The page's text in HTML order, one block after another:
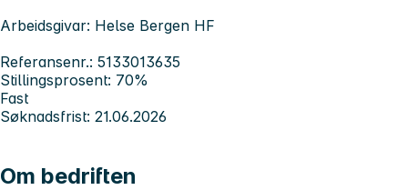
Arbeidsgivar: Helse Bergen HF
Referansenr.: 5133013635
Stillingsprosent: 70%
Fast
Søknadsfrist: 21.06.2026
Om bedriften